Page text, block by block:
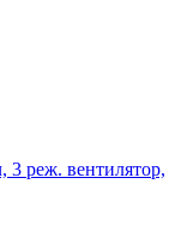
3 реж. вентилятор,